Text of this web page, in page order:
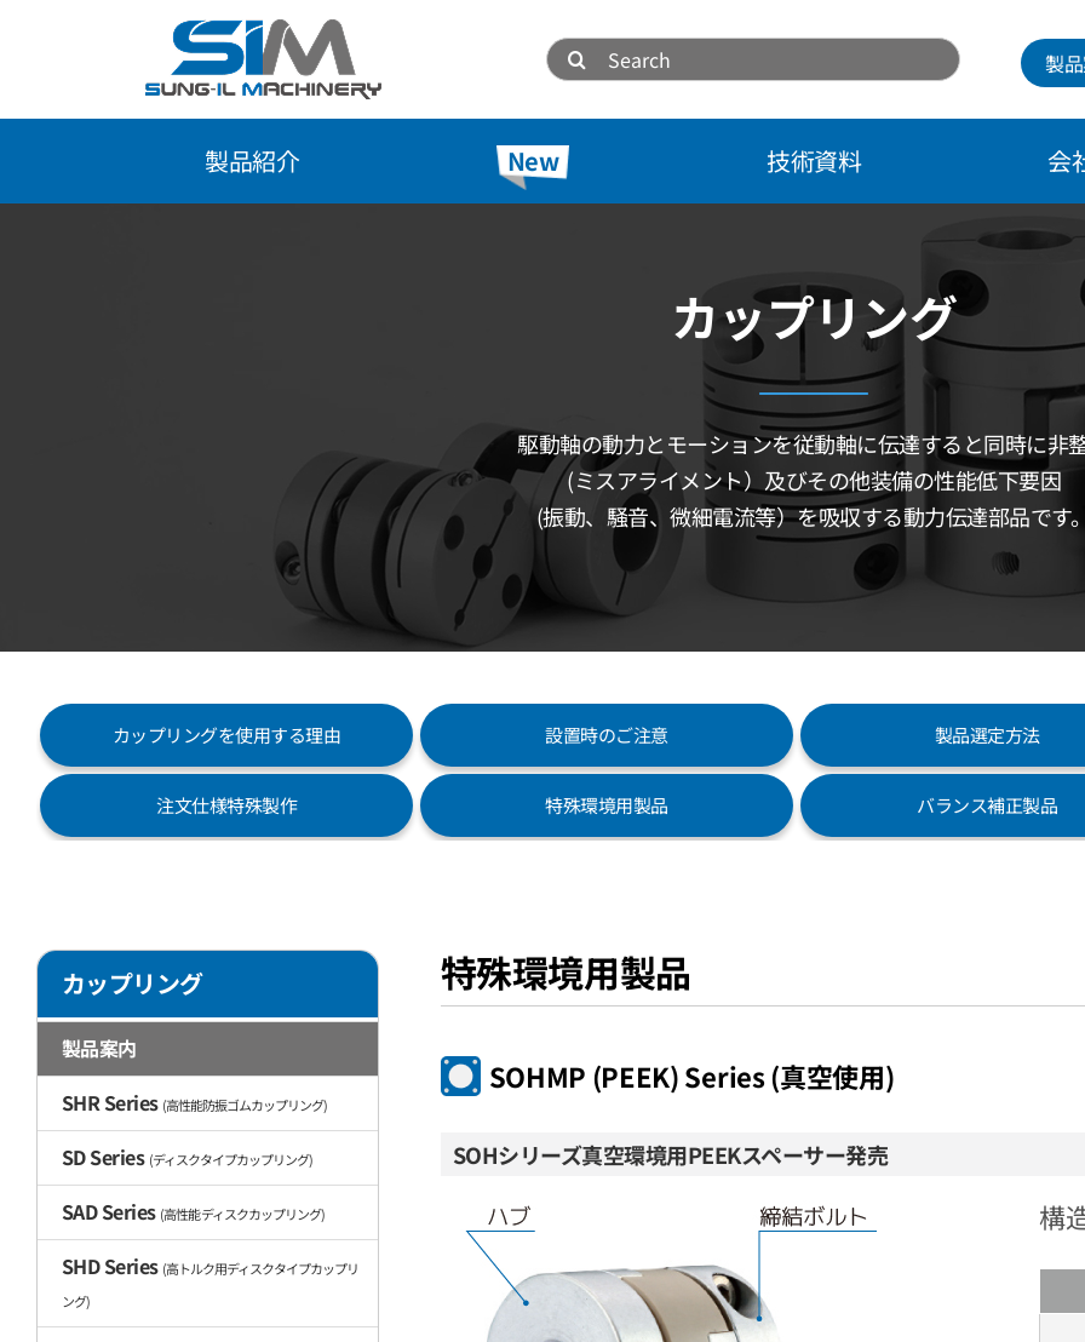
Search
for:
製
製品紹介 New 技術資料 会
カップリング
駆動軸の動力とモーションを従動軸に伝達すると同時に非
(ミスアライメント）及びその他装備の性能低下要因
(振動、騒音、微細電流等）を吸収する動力伝達部品です
カップリングを使用する理由 設置時のご注意 製品選定方法
注文仕様特殊製作 特殊環境用製品 バランス補正製品
カップリング
製品案内
SHR Series (高性能防振ゴムカップリング)
SD Series (ディスクタイプカップリング)
SAD Series (高性能 ディスクカップリング)
SHD Series (高トルク用ディスクタイプカップリ
ング)
特殊環境用製品
SOHMP (PEEK) Series (真空使用)
SOHシリーズ真空環境用PEEKスペーサー発売
構